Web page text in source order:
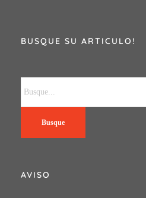
BUSQUE SU ARTICULO!
Busque
AVISO